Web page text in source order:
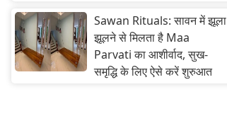
Sawan Rituals: सावन में झूला
झूलने से मिलता है Maa
Parvati का आशीर्वाद, सुख-
समृद्धि के लिए ऐसे करें शुरुआत